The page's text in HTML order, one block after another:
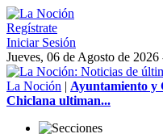
Regístrate
Iniciar Sesión
Jueves, 06 de Agosto de
La Noción | Ayuntamiento y
Chiclana ultiman...